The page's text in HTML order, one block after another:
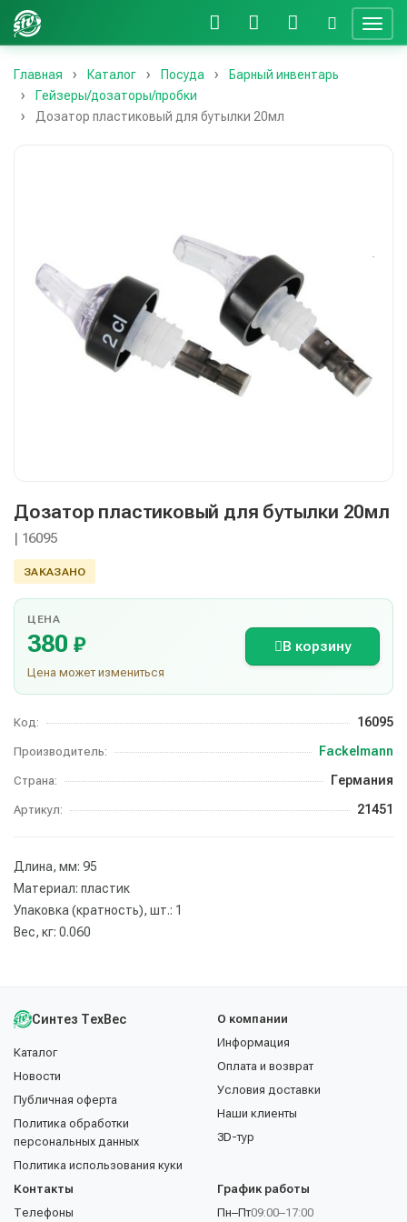
Главная Каталог Посуда
Барный инвентарь
Гейзеры/дозаторы/пробки
Дозатор пластиковый для бутылки 20мл
Дозатор пластиковый для бутылки 20мл
| 16095
ЗАКАЗАНО
ЦЕНА
380 ₽
Цена может измениться
В корзину
Код: 16095
Производитель: Fackelmann
Страна: Германия
Артикул: 21451
Длина, мм: 95
Материал: пластик
Упаковка (кратность), шт.: 1
Вес, кг: 0.060
Синтез ТехВес
Каталог
Новости
Публичная оферта
Политика обработки
персональных данных
Политика использования куки
О компании
Информация
Оплата и возврат
Условия доставки
Наши клиенты
3D-тур
Контакты
Телефоны
График работы
Пн–Пт09:00–17:00